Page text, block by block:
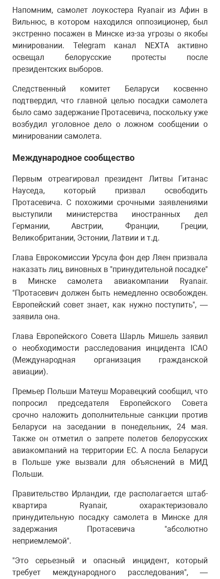
Напомним, самолет лоукостера Ryanair из Афин в
Вильнюс, в котором находился оппозиционер, был
экстренно посажен в Минске из-за угрозы о якобы
минировании. Telegram канал NEXTA активно
освещал белорусские протесты после
президентских выборов.
Следственный комитет Беларуси косвенно
подтвердил, что главной целью посадки самолета
было само задержание Протасевича, поскольку уже
возбудил уголовное дело о ложном сообщении о
минировании самолета.
Международное сообщество
Первым отреагировал президент Литвы Гитанас
Науседа, который призвал освободить
Протасевича. С похожими срочными заявлениями
выступили министерства иностранных дел
Германии, Австрии, Франции, Греции,
Великобритании, Эстонии, Латвии и т.д.
Глава Еврокомиссии Урсула фон дер Ляен призвала
наказать лиц, виновных в "принудительной посадке"
в Минске самолета авиакомпании Ryanair.
"Протасевич должен быть немедленно освобожден.
Европейский совет знает, как нужно поступить", —
заявила она.
Глава Европейского Совета Шарль Мишель заявил
о необходимости расследования инцидента ICAO
(Международная организация гражданской
авиации).
Премьер Польши Матеуш Моравецкий сообщил, что
попросил председателя Европейского Совета
срочно наложить дополнительные санкции против
Беларуси на заседании в понедельник, 24 мая.
Также он отметил о запрете полетов белорусских
авиакомпаний на территории ЕС. А посла Беларуси
в Польше уже вызвали для объяснений в МИД
Польши.
Правительство Ирландии, где располагается штаб-
квартира Ryanair, охарактеризовало
принудительную посадку самолета в Минске для
задержания Протасевича "абсолютно
неприемлемой".
"Это серьезный и опасный инцидент, который
требует международного расследования", —